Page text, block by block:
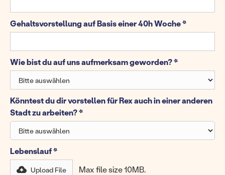
Gehaltsvorstellung auf Basis einer 40h Woche *
Wie bist du auf uns aufmerksam geworden? *
Könntest du dir vorstellen für Rex auch in einer anderen
Stadt zu arbeiten? *
Lebenslauf *
Upload File Max file size 10MB.